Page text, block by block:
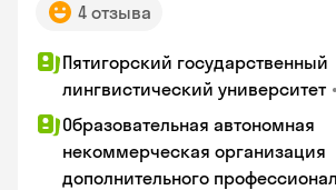
4 отзыва
Пятигорский государственный
лингвистический университет •
Образовательная автономная
некоммерческая организация
дополнительного